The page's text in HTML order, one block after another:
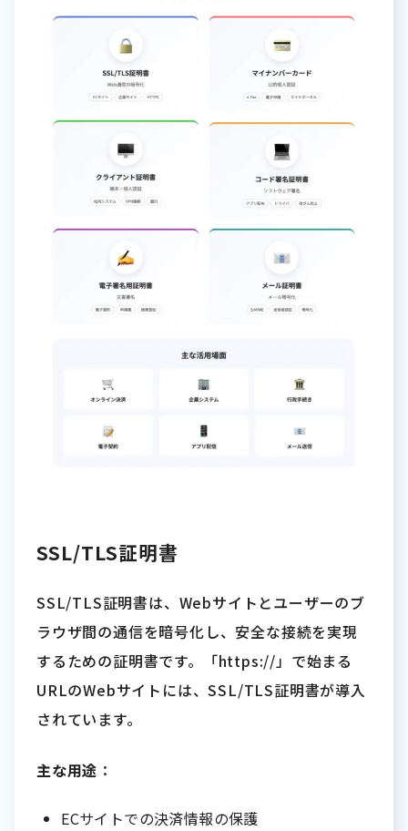
SSL/TLS証明書
SSL/TLS証明書は、Webサイトとユーザーのブ
ラウザ間の通信を暗号化し、安全な接続を実現
するための証明書です。「https://」で始まる
URLのWebサイトには、SSL/TLS証明書が導入
されています。
主な用途 ：
ECサイトでの決済情報の保護